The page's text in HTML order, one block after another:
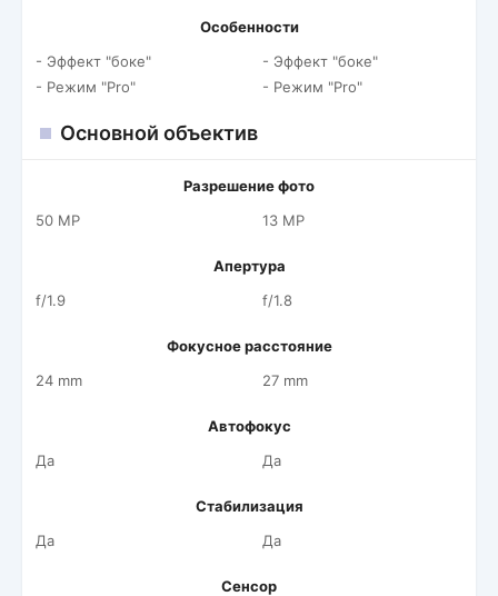
Особенности
- Эффект "боке"
- Режим "Pro"
- Эффект "боке"
- Режим "Pro"
Основной объектив
Разрешение фото
50 MP
13 MP
Апертура
f/1.9
f/1.8
Фокусное расстояние
24 mm
27 mm
Автофокус
Да
Да
Стабилизация
Да
Да
Сенсор